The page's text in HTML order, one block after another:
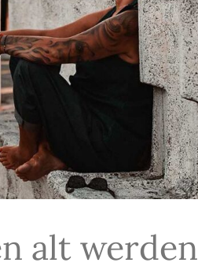
alt werden